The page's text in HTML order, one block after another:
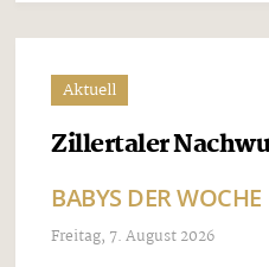
Aktuell
Zillertaler
BABYS DER WOCHE
Freitag, 7. August 2026